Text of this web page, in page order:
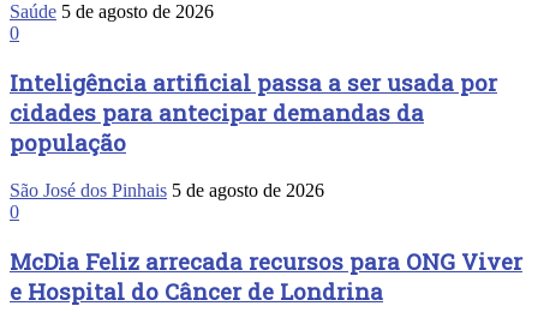
Saúde 5 de agosto de 2026
0
Inteligência artificial passa a ser usada por
cidades para antecipar demandas da
população
São José dos Pinhais 5 de agosto de 2026
0
McDia Feliz arrecada recursos para ONG Viver
e Hospital do Câncer de Londrina